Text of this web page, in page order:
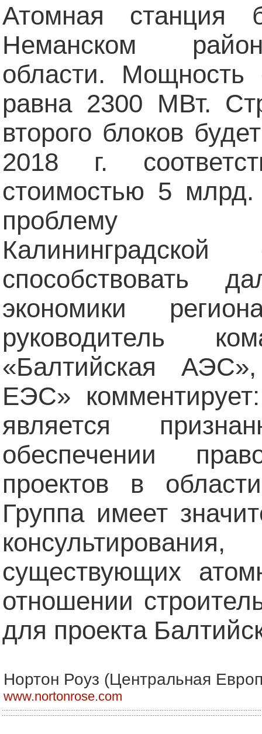
Атомная станция
Неманском
области. Мощность
равна 2300 МВт.
второго блоков
2018 г.
стоимостью 5
проблему
способствовать
экономики
руководитель
«Балтийская
ЕЭС»
является
обеспечении
проектов в
Группа имеет
существующих
отношении
для проекта
Нортон Роуз (Центральная
www.nortonrose.com